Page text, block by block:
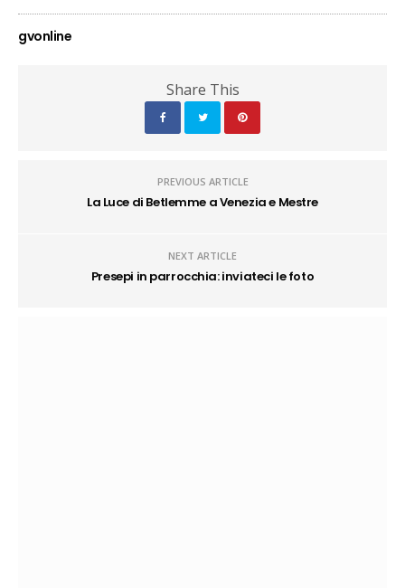
gvonline
Share This
PREVIOUS ARTICLE
La Luce di Betlemme a Venezia e Mestre
NEXT ARTICLE
Presepi in parrocchia: inviateci le foto